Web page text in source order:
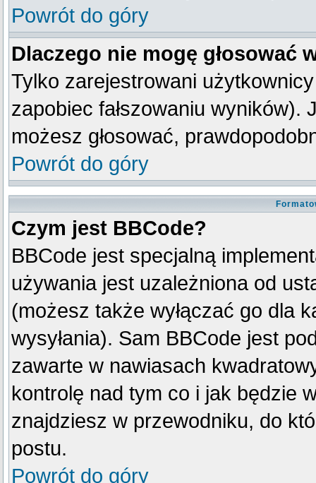
Powrót do góry
Dlaczego nie mogę głosować
Tylko zarejestrowani
zapobiec fałszowaniu wyników).
możesz głosować,
Powrót do góry
Czym jest BBCode?
BBCode jest specjalną
używania jest uzależniona od
(możesz także wyłączać go dla
wysyłania). Sam BBCode jest
zawarte w nawiasach
kontrolę nad tym co i jak będzie
znajdziesz w przewodniku, do
postu.
Powrót do góry